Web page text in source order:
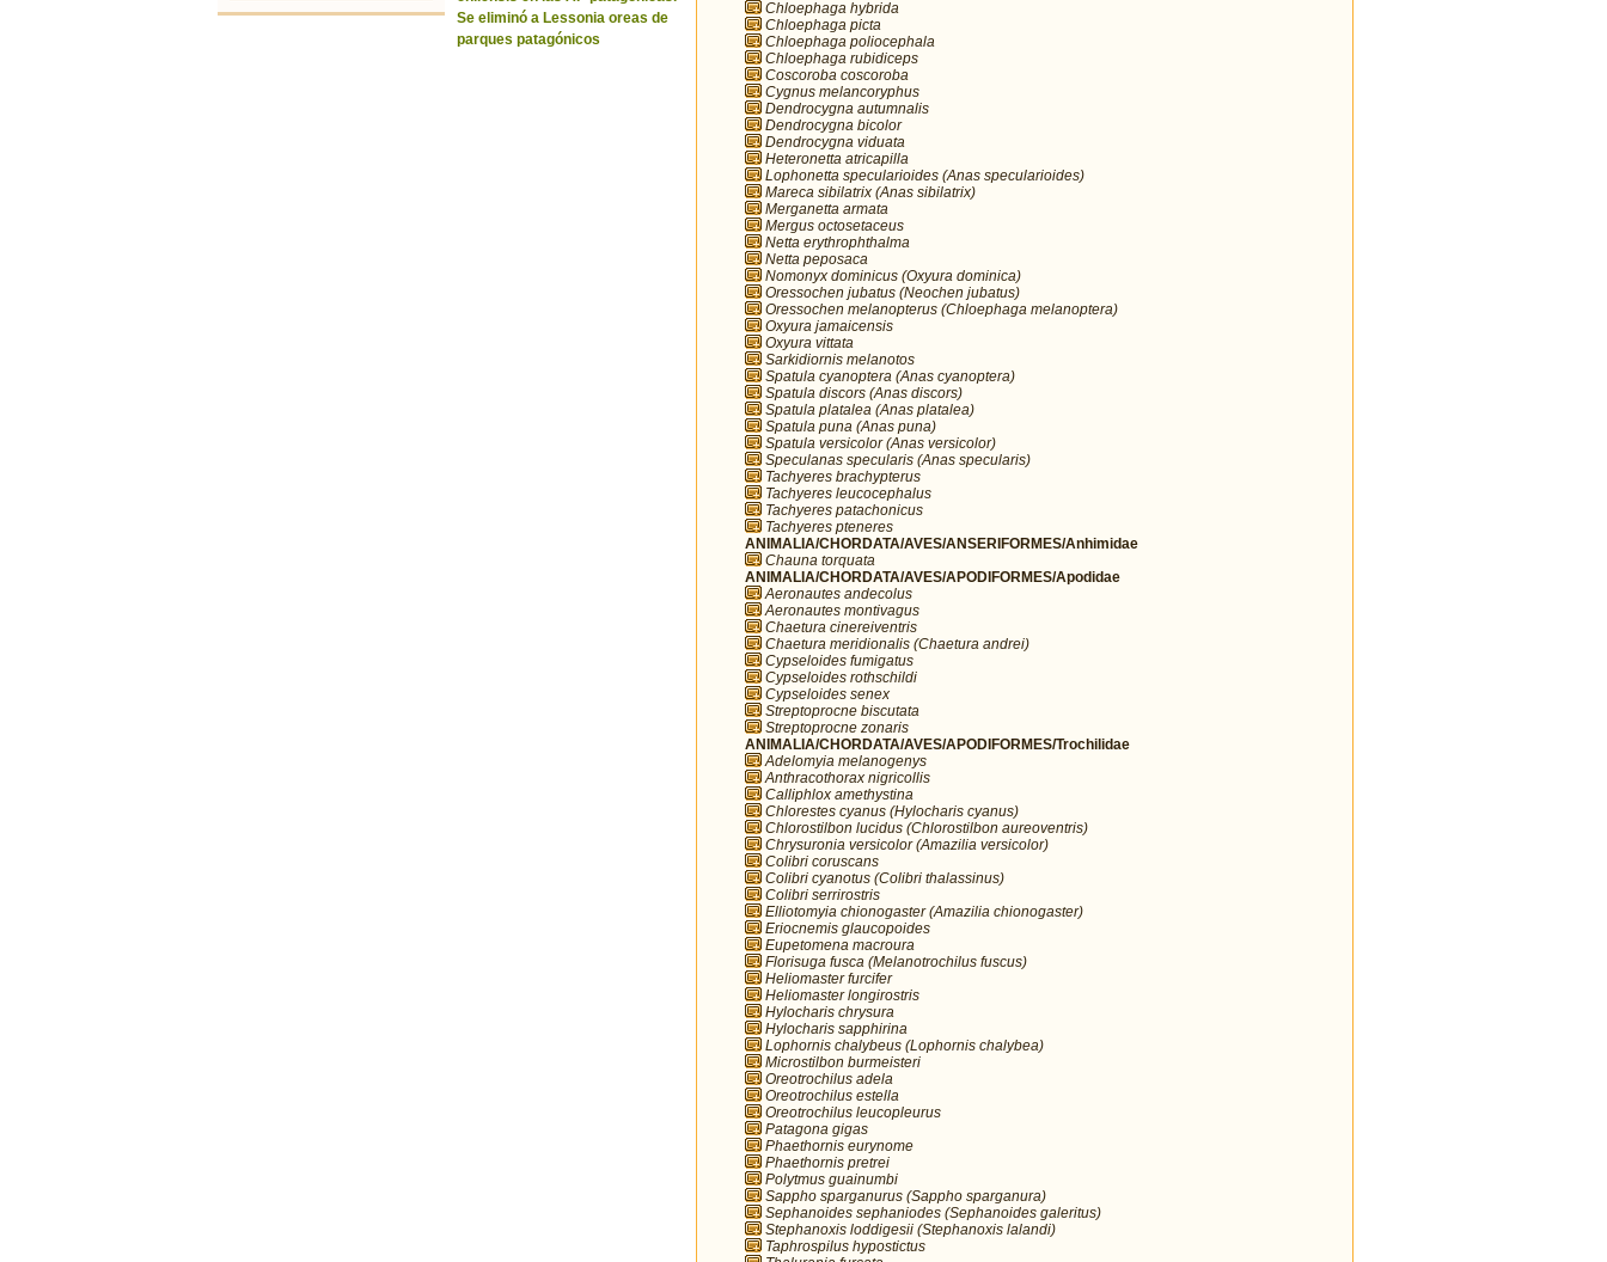
Se eliminó a Lessonia oreas de
parques patagónicos
Chloephaga hybrida
Chloephaga picta
Chloephaga poliocephala
Chloephaga rubidiceps
Coscoroba coscoroba
Cygnus melancoryphus
Dendrocygna autumnalis
Dendrocygna bicolor
Dendrocygna viduata
Heteronetta atricapilla
Lophonetta specularioides (Anas specularioides)
Mareca sibilatrix (Anas sibilatrix)
Merganetta armata
Mergus octosetaceus
Netta erythrophthalma
Netta peposaca
Nomonyx dominicus (Oxyura dominica)
Oressochen jubatus (Neochen jubatus)
Oressochen melanopterus (Chloephaga melanoptera)
Oxyura jamaicensis
Oxyura vittata
Sarkidiornis melanotos
Spatula cyanoptera (Anas cyanoptera)
Spatula discors (Anas discors)
Spatula platalea (Anas platalea)
Spatula puna (Anas puna)
Spatula versicolor (Anas versicolor)
Speculanas specularis (Anas specularis)
Tachyeres brachypterus
Tachyeres leucocephalus
Tachyeres patachonicus
Tachyeres pteneres
ANIMALIA/CHORDATA/AVES/ANSERIFORMES/Anhimidae
Chauna torquata
ANIMALIA/CHORDATA/AVES/APODIFORMES/Apodidae
Aeronautes andecolus
Aeronautes montivagus
Chaetura cinereiventris
Chaetura meridionalis (Chaetura andrei)
Cypseloides fumigatus
Cypseloides rothschildi
Cypseloides senex
Streptoprocne biscutata
Streptoprocne zonaris
ANIMALIA/CHORDATA/AVES/APODIFORMES/Trochilidae
Adelomyia melanogenys
Anthracothorax nigricollis
Calliphlox amethystina
Chlorestes cyanus (Hylocharis cyanus)
Chlorostilbon lucidus (Chlorostilbon aureoventris)
Chrysuronia versicolor (Amazilia versicolor)
Colibri coruscans
Colibri cyanotus (Colibri thalassinus)
Colibri serrirostris
Elliotomyia chionogaster (Amazilia chionogaster)
Eriocnemis glaucopoides
Eupetomena macroura
Florisuga fusca (Melanotrochilus fuscus)
Heliomaster furcifer
Heliomaster longirostris
Hylocharis chrysura
Hylocharis sapphirina
Lophornis chalybeus (Lophornis chalybea)
Microstilbon burmeisteri
Oreotrochilus adela
Oreotrochilus estella
Oreotrochilus leucopleurus
Patagona gigas
Phaethornis eurynome
Phaethornis pretrei
Polytmus guainumbi
Sappho sparganurus (Sappho sparganura)
Sephanoides sephaniodes (Sephanoides galeritus)
Stephanoxis loddigesii (Stephanoxis lalandi)
Taphrospilus hypostictus